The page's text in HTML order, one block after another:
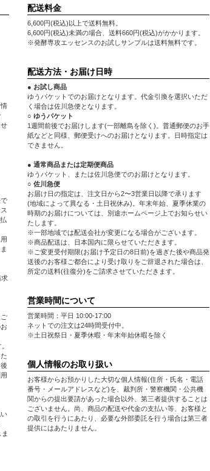
求
配送料金
6,600円(税込)以上で送料無料。
6,600円(税込)未満の場合、送料660円(税込)がかかります。
※発酵専攻エッセンスのお試しサンプルは送料無料です。
配送方法・お届け日時
● お試し商品
ゆうパケットでのお届けとなります。代金引換を選択いただ
く場合は佐川急便となります。
○ ゆうパケット
1週間前後でお届けします(一部離島を除く)。普通郵便のお手
紙などと同様、郵便受けへのお届けとなります。日時指定は
できません。
● 通常商品または定期便商品
ゆうパケット、または佐川急便でのお届けとなります。
○ 佐川急便
お届け日の指定は、注文日から2〜3営業日以降で承ります
(地域によって異なる・土日祝休み)。年末年始、夏季休業の
時期のお届けについては、別途ホームページ上でお知らせい
たします。
※一部地域では配送会社が変更になる場合がございます。
※商品配送は、日本国内に限らせていただきます。
※ご変更受付期限(お届け予定日の8日前)を過ぎた後や商品発
送後のお客様ご都合により受け取りをご辞退された場合は、
所定の送料(往復分)をご請求させていただきます。
営業時間について
営業時間：平日 10:00-17:00
ネットでの注文は24時間受付中。
※土日祝祭日・夏季休暇・年末年始休暇を除く
個人情報のお取り扱い
お客様からお預かりした大切な個人情報(住所・氏名・電話
番号・メールアドレスなど)を、裁判所・警察機関・公共機
関からの提出要請があった場合以外、第三者提供することは
ございません。尚、商品の配送や代金の支払い等、お客様と
の取引を行うにあたり、必要な外部委託を行う場合は第三者
提供にはあたりません。